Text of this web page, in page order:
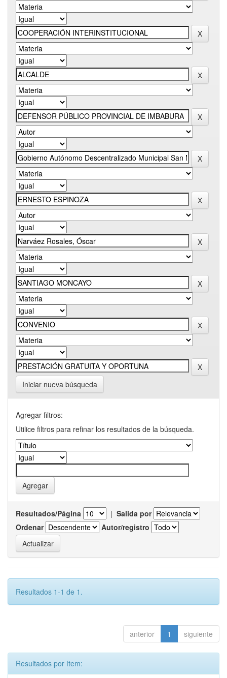
Iniciar nueva búsqueda
Agregar filtros:
Utilice filtros para refinar los resultados de la búsqueda.
Resultados/Página | Salida por
Ordenar
Autor/registro
Resultados 1-1 de 1.
anterior 1 siguiente
Resultados por ítem: